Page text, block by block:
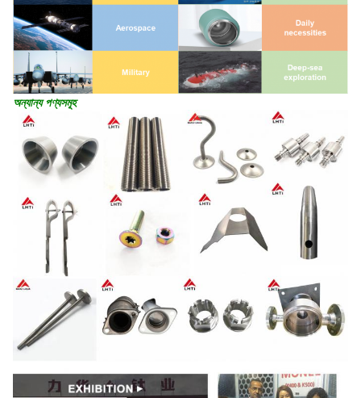
অন্যান্য পণ্যসমূহ